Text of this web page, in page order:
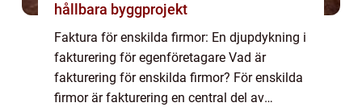
hållbara byggprojekt
Faktura för enskilda firmor: En djupdykning i
fakturering för egenföretagare Vad är
fakturering för enskilda firmor? För enskilda
firmor är fakturering en central del av